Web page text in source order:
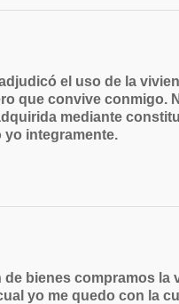
el uso de la
que convive conmigo.
mediante
yo integramente.
bienes compramos la
yo me quedo con la